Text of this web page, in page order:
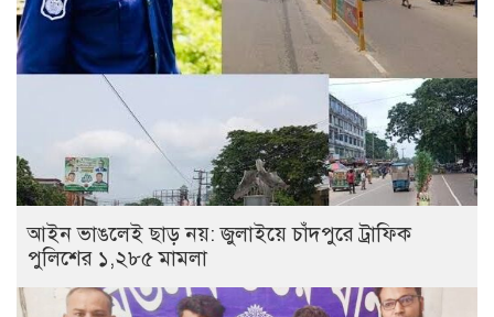
আইন ভাঙলেই ছাড় নয়: জুলাইয়ে চাঁদপুরে ট্রাফিক
পুলিশের ১,২৮৫ মামলা